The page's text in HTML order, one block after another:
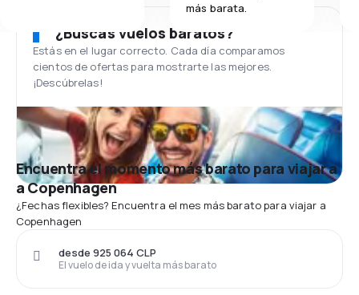
más barata.
¿Buscas vuelos baratos?
Estás en el lugar correcto. Cada día comparamos
cientos de ofertas para mostrarte las mejores.
¡Descúbrelas!
Encuentra el momento más barato para viajar a
a Copenhagen
¿Fechas flexibles? Encuentra el mes más barato para viajar a
Copenhagen
El vuelo de ida y vuelta más barato
desde 925 064 CLP